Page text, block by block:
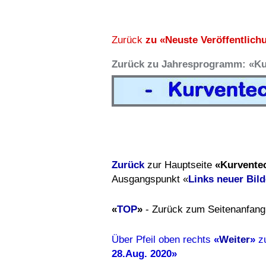
Zurück zu «Neuste
Zurück zu Jahresprogramm:
Zurück zur Hauptseite
Ausgangspunkt «Links neuer
«TOP» - Zurück zum Seitenanfang
Über Pfeil oben rechts «Weiter»
28.Aug. 2020»